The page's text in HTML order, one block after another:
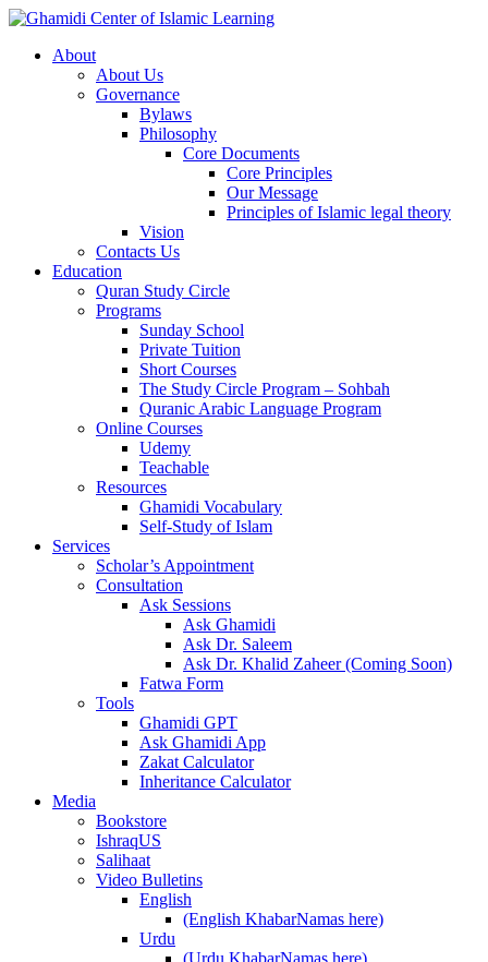
About
About Us
Governance
Bylaws
Philosophy
Core Documents
Core Principles
Our Message
Principles of Islamic legal theory
Vision
Contacts Us
Education
Quran Study Circle
Programs
Sunday School
Private Tuition
Short Courses
The Study Circle Program – Sohbah
Quranic Arabic Language Program
Online Courses
Udemy
Teachable
Resources
Ghamidi Vocabulary
Self-Study of Islam
Services
Scholar’s Appointment
Consultation
Ask Sessions
Ask Ghamidi
Ask Dr. Saleem
Ask Dr. Khalid Zaheer (Coming Soon)
Fatwa Form
Tools
Ghamidi GPT
Ask Ghamidi App
Zakat Calculator
Inheritance Calculator
Media
Bookstore
IshraqUS
Salihaat
Video Bulletins
English
(English KhabarNamas here)
Urdu
(Urdu KhabarNamas here)